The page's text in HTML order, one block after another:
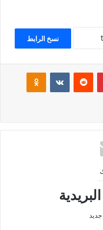
نسخ الرابط
بينتيريست